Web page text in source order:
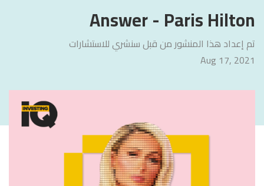
Answer - Paris Hilton
تم إعداد هذا المنشور من قبل سنشري للاستشارات
Aug 17, 2021